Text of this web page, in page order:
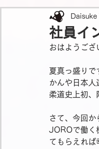
社員イ
Daisuke
おはようご
夏真っ盛りで
かんや日本
柔道史上初、
さて、今回
JOROで働く
てもらえれば